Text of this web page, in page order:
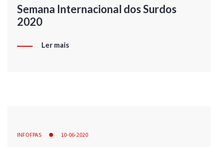
Semana Internacional dos Surdos
2020
Ler mais
INFOFPAS 10-06-2020